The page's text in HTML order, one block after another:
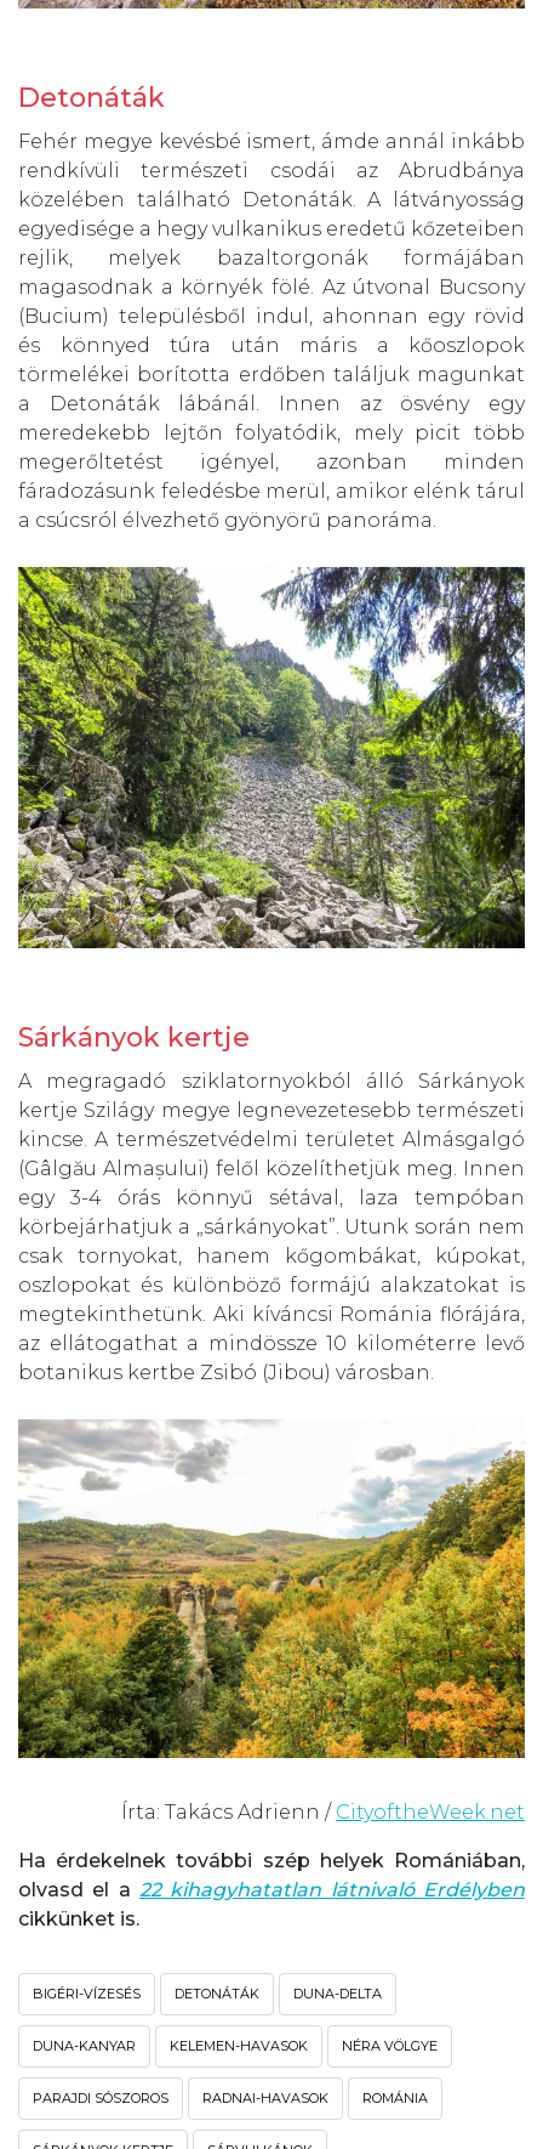
Detonáták
Fehér megye kevésbé ismert, ámde annál inkább
rendkívüli természeti csodái az Abrudbánya
közelében található Detonáták. A látványosság
egyedisége a hegy vulkanikus eredetű kőzeteiben
rejlik, melyek bazaltorgonák formájában
magasodnak a környék fölé. Az útvonal Bucsony
(Bucium) településből indul, ahonnan egy rövid
és könnyed túra után máris a kőoszlopok
törmelékei borította erdőben találjuk magunkat
a Detonáták lábánál. Innen az ösvény egy
meredekebb lejtőn folyatódik, mely picit több
megerőltetést igényel, azonban minden
fáradozásunk feledésbe merül, amikor elénk tárul
a csúcsról élvezhető gyönyörű panoráma.
Sárkányok kertje
A megragadó sziklatornyokból álló Sárkányok
kertje Szilágy megye legnevezetesebb természeti
kincse. A természetvédelmi területet Almásgalgó
(Gâlgău Almașului) felől közelíthetjük meg. Innen
egy 3-4 órás könnyű sétával, laza tempóban
körbejárhatjuk a „sárkányokat”. Utunk során nem
csak tornyokat, hanem kőgombákat, kúpokat,
oszlopokat és különböző formájú alakzatokat is
megtekinthetünk. Aki kíváncsi Románia flórájára,
az ellátogathat a mindössze 10 kilométerre levő
botanikus kertbe Zsibó (Jibou) városban.
Írta: Takács Adrienn / CityoftheWeek.net
Ha érdekelnek további szép helyek Romániában,
olvasd el a 22 kihagyhatatlan látnivaló Erdélyben
cikkünket is.
BIGÉRI-VÍZESÉS DETONÁTÁK DUNA-DELTA
DUNA-KANYAR KELEMEN-HAVASOK NÉRA VÖLGYE
PARAJDI SÓSZOROS RADNAI-HAVASOK ROMÁNIA